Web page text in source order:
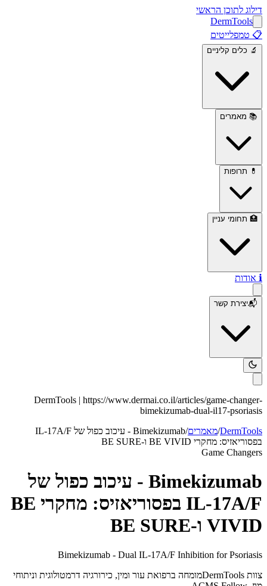
דילוג לתוכן הראשי
DermTools
📋 טמפלייטים
🔬 כלים קליניים
📚 מאמרים
💊 תרופות
🏥 תחומי עניין
ℹ️ אודות
📬יצירת קשר
DermTools | https://www.dermai.co.il/articles/game-changer-
bimekizumab-dual-il17-psoriasis
DermTools
/מאמרים/
Bimekizumab - עיכוב כפול של IL-17A/F
בפסוריאזיס: מחקרי BE VIVID ו-BE SURE
Game Changers
Bimekizumab - עיכוב כפול של
IL-17A/F בפסוריאזיס: מחקרי BE
VIVID ו-BE SURE
Bimekizumab - Dual IL-17A/F Inhibition for Psoriasis
צוות DermTools
מומחה ברפואת עור ומין, כירורגיה דרמטולוגית וניתוחי